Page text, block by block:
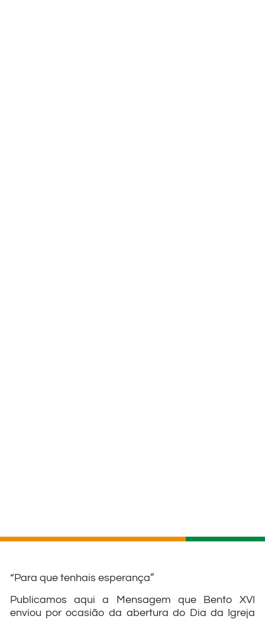
“Para que tenhais esperança”
Publicamos aqui a Mensagem que Bento XVI
enviou por ocasião da abertura do Dia da Igreja